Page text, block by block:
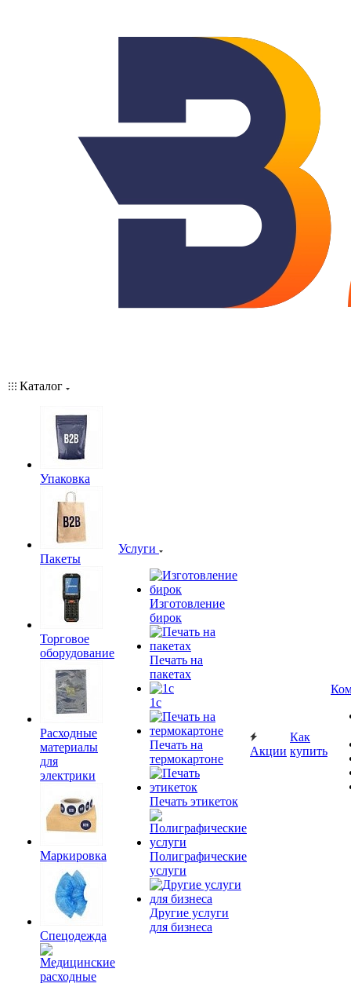
Каталог
Упаковка
Пакеты
Торговое
оборудование
Расходные
материалы
для
электрики
Маркировка
Спецодежда
Услуги
Изготовление
бирок
Печать на
пакетах
1c
Печать на
термокартоне
Печать этикеток
Полиграфические
услуги
Другие услуги
для бизнеса
Акции
Как
купить